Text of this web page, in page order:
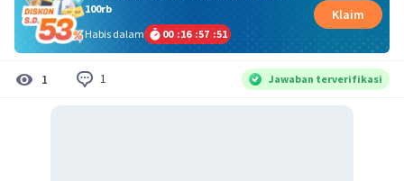
100rb
Habis dalam
00 :16 :57 :51
Klaim
1 1 Jawaban terverifikasi